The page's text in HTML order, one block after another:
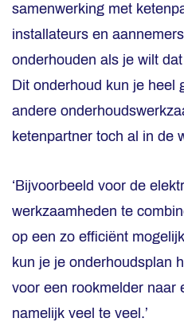
samenwerking met
installateurs en
onderhouden als je wilt
Dit onderhoud kun je heel
andere
ketenpartner toch al in de
‘Bijvoorbeeld voor de
werkzaamheden te
op een zo efficiënt
kun je je onderhoudsplan
voor een rookmelder naar
namelijk veel te veel.’